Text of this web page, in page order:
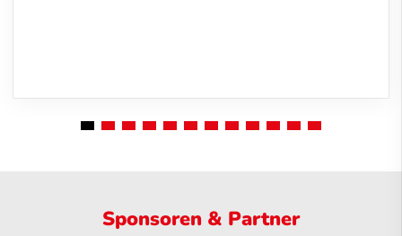
Sponsoren & Partner